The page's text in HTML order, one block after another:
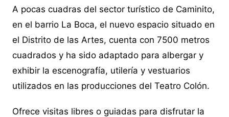
A pocas cuadras del sector turístico de Caminito,
en el barrio La Boca, el nuevo espacio situado en
el Distrito de las Artes, cuenta con 7500 metros
cuadrados y ha sido adaptado para albergar y
exhibir la escenografía, utilería y vestuarios
utilizados en las producciones del Teatro Colón.
Ofrece visitas libres o guiadas para disfrutar la